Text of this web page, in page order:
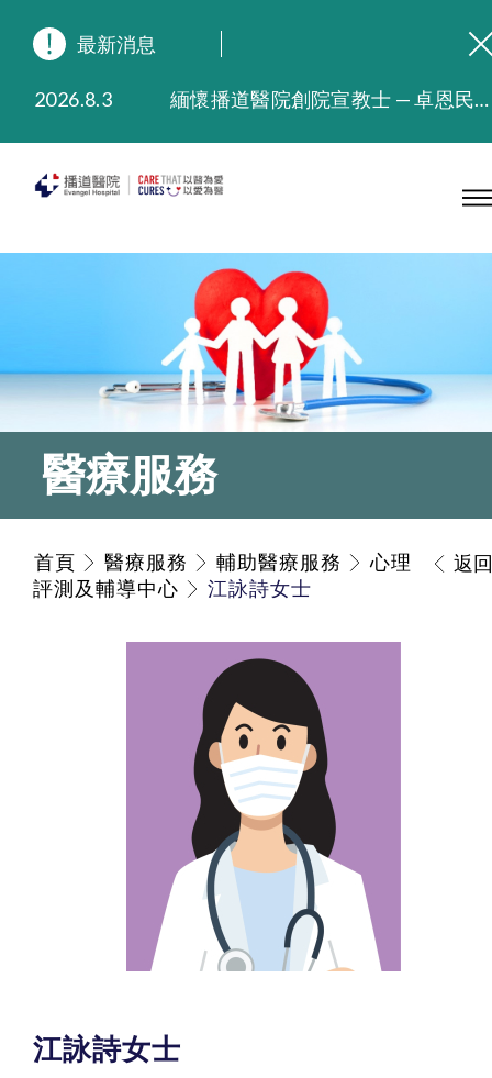
最新消息
2026.8.3
緬懷播道醫院創院宣教士 — 卓恩民醫生香港追思會
2025.9.23
本院在暴雨或颱風警告信號 (包括黑色暴雨及8號或以上熱帶氣旋警告信號) 下，仍會維持有限度服務。如有查詢，可致電2711 5222。
2025.7.21
播道醫院手機App已推出查閱病歷記錄及求診資料功能，請即下載
醫療服務
首頁 醫療服務 輔助醫療服務
心理
評測及輔導中心
江詠詩女士
返回
江詠詩女士